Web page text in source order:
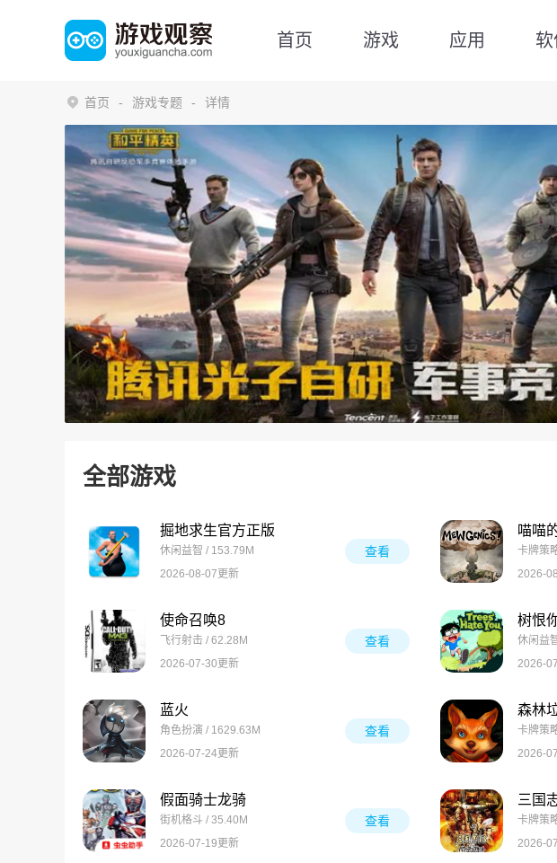
首页 游戏 应用
首页 游戏专题 详情
全部游戏
掘地求生官方正版
休闲益智 / 153.79M
2026-08-07更新
查看
喵喵
卡牌策
2026-
使命召唤8
飞行射击 / 62.28M
2026-07-30更新
查看
树恨
休闲益
2026-
蓝火
角色扮演 / 1629.63M
2026-07-24更新
查看
森林
卡牌策
2026-
假面骑士龙骑
街机格斗 / 35.40M
2026-07-19更新
查看
三国
卡牌策
2026-